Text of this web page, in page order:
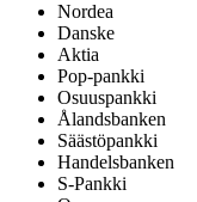
Nordea
Danske
Aktia
Pop-pankki
Osuuspankki
Ålandsbanken
Säästöpankki
Handelsbanken
S-Pankki